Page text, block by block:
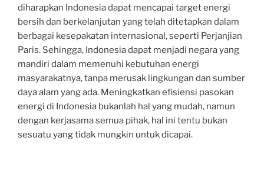
diharapkan Indonesia dapat mencapai target energi
bersih dan berkelanjutan yang telah ditetapkan dalam
berbagai kesepakatan internasional, seperti Perjanjian
Paris. Sehingga, Indonesia dapat menjadi negara yang
mandiri dalam memenuhi kebutuhan energi
masyarakatnya, tanpa merusak lingkungan dan sumber
daya alam yang ada. Meningkatkan efisiensi pasokan
energi di Indonesia bukanlah hal yang mudah, namun
dengan kerjasama semua pihak, hal ini tentu bukan
sesuatu yang tidak mungkin untuk dicapai.